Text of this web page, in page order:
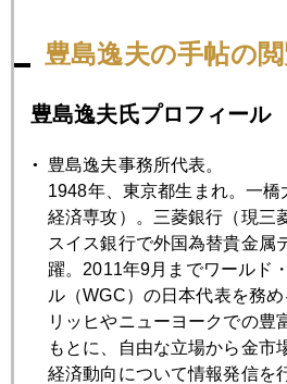
2025年04月22日
2025年04月21日
イースター休暇明け、アジア時間
2025年04月18日
金急騰、やっと一服
豊島逸夫の手帖の
豊島逸夫氏プロフィール
豊島逸夫事務所代表。
1948年、東京都生まれ。一
経済専攻）。三菱銀行（現三
スイス銀行で外国為替貴金属
躍。2011年9月までワールド
ル（WGC）の日本代表を務
リッヒやニューヨークでの豊
もとに、自由な立場から金市
経済動向について情報発信を